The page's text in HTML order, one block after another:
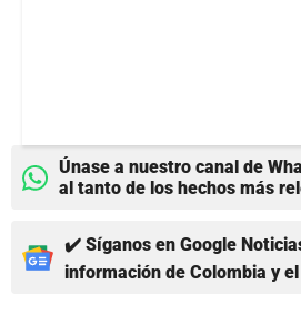
Únase a nuestro canal de
al tanto de los hechos más
✔️ Síganos en Google
información de Colombia y